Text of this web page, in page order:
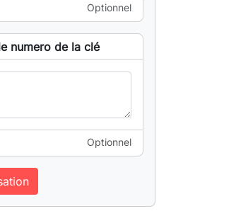
Optionnel
numero de la clé
Optionnel